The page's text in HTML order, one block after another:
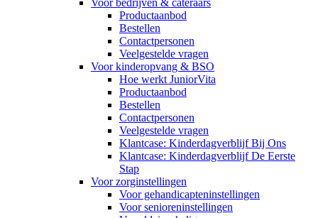
Voor bedrijven & cateraars
Productaanbod
Bestellen
Contactpersonen
Veelgestelde vragen
Voor kinderopvang & BSO
Hoe werkt JuniorVita
Productaanbod
Bestellen
Contactpersonen
Veelgestelde vragen
Klantcase: Kinderdagverblijf Bij Ons
Klantcase: Kinderdagverblijf De Eerste
Stap
Voor zorginstellingen
Voor gehandicapteninstellingen
Voor senioreninstellingen